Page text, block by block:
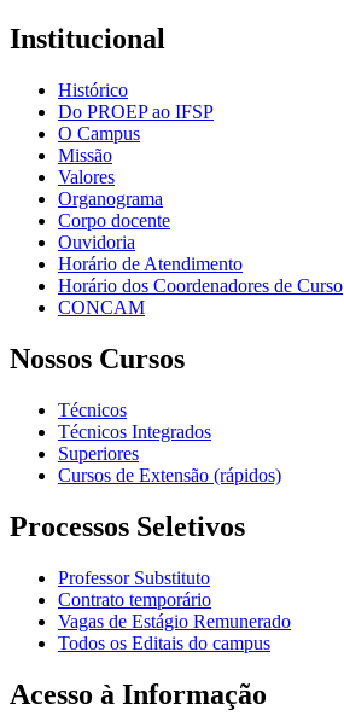
Institucional
Histórico
Do PROEP ao IFSP
O Campus
Missão
Valores
Organograma
Corpo docente
Ouvidoria
Horário de Atendimento
Horário dos Coordenadores de Curso
CONCAM
Nossos Cursos
Técnicos
Técnicos Integrados
Superiores
Cursos de Extensão (rápidos)
Processos Seletivos
Professor Substituto
Contrato temporário
Vagas de Estágio Remunerado
Todos os Editais do campus
Acesso à Informação